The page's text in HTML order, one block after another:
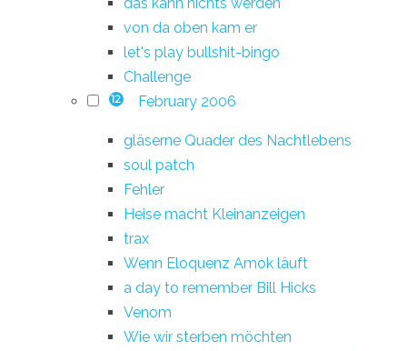
von da oben kam er
let's play bullshit-bingo
Challenge
12 February 2006
gläserne Quader des Nachtlebens
soul patch
Fehler
Heise macht Kleinanzeigen
trax
Wenn Eloquenz Amok läuft
a day to remember Bill Hicks
Venom
Wie wir sterben möchten